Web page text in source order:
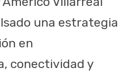
una estrategia
en
conectividad y